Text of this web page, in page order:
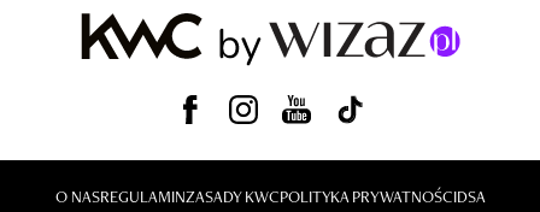
O NASREGULAMINZASADY KWCPOLITYKA PRYWATNOŚCIDSA